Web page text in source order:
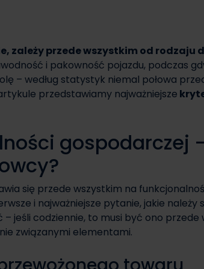
zależy przede wszystkim od rodzaju
i pakowność pojazdu, podczas
– według statystyk niemal połowa
przedstawiamy najważniejsze
gospodarczej
się przede wszystkim na
i najważniejsze pytanie, jakie
jeśli codziennie, to musi być ono
związanymi elementami.